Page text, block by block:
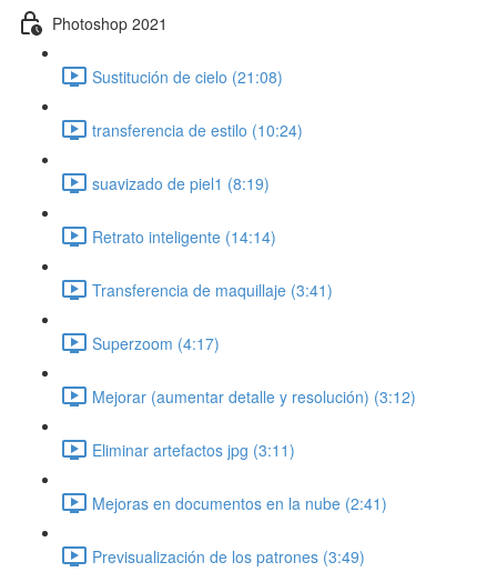
Photoshop 2021
Sustitución de cielo (21:08)
transferencia de estilo (10:24)
suavizado de piel1 (8:19)
Retrato inteligente (14:14)
Transferencia de maquillaje (3:41)
Superzoom (4:17)
Mejorar (aumentar detalle y resolución) (3:12)
Eliminar artefactos jpg (3:11)
Mejoras en documentos en la nube (2:41)
Previsualización de los patrones (3:49)